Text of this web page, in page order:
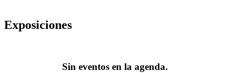
Exposiciones
Sin eventos en la agenda.